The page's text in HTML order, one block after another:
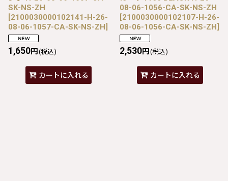
SK-NS-ZH
[2100030000102141-H-26-
08-06-1057-CA-SK-NS-ZH]
1,650円 (税込)
カートに入れる
08-06-1056-CA-SK-NS-ZH
[2100030000102107-H-26-
08-06-1056-CA-SK-NS-ZH]
2,530円 (税込)
カートに入れる